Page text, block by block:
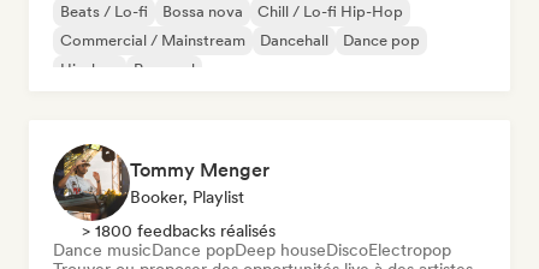
Beats / Lo-fi Bossa nova
Chill / Lo-fi Hip-Hop
Commercial / Mainstream
Dancehall
Dance pop
Hip-hop
Pop soul
Tommy Menger
Booker, Playlist
> 1800 feedbacks réalisés
Dance musicDance popDeep houseDiscoElectropop